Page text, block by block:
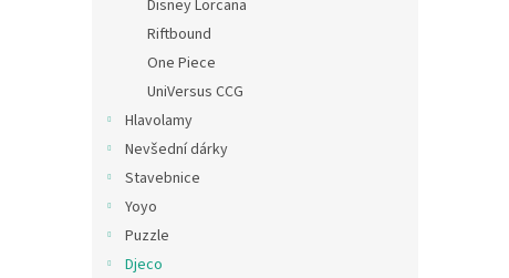
Disney Lorcana
Riftbound
One Piece
UniVersus CCG
Hlavolamy
Nevšední dárky
Stavebnice
Yoyo
Puzzle
Djeco